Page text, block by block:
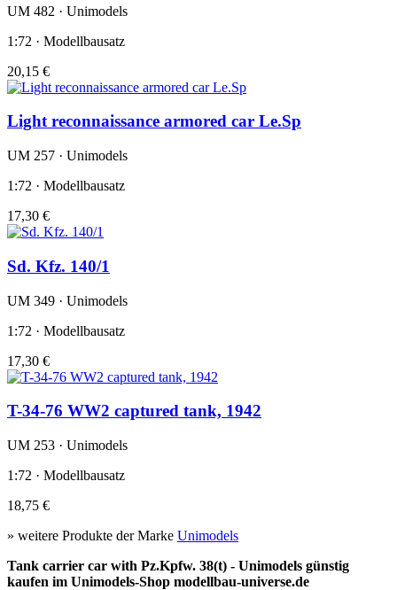
UM 482 · Unimodels
1:72 · Modellbausatz
20,15 €
Light reconnaissance armored car Le.Sp
UM 257 · Unimodels
1:72 · Modellbausatz
17,30 €
Sd. Kfz. 140/1
UM 349 · Unimodels
1:72 · Modellbausatz
17,30 €
T-34-76 WW2 captured tank, 1942
UM 253 · Unimodels
1:72 · Modellbausatz
18,75 €
» weitere Produkte der Marke Unimodels
Tank carrier car with Pz.Kpfw. 38(t) - Unimodels günstig
kaufen im Unimodels-Shop modellbau-universe.de